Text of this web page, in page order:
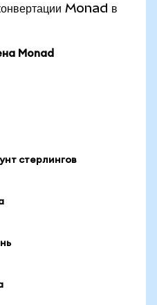
Monad в
Monad
стерлингов